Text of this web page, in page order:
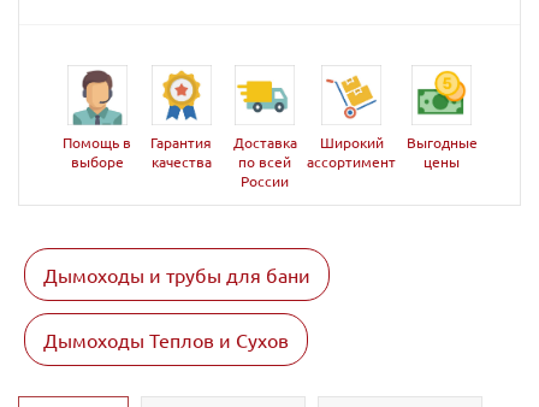
Помощь в
выборе
Гарантия
качества
Доставка
по всей
России
Широкий
ассортимент
Выгодные
цены
Дымоходы и трубы для бани
Дымоходы Теплов и Сухов